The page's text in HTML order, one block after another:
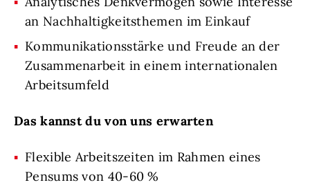
an Nachhaltigkeitsthemen im Einkauf
Kommunikationsstärke und Freude an der
Zusammenarbeit in einem internationalen
Arbeitsumfeld
Das kannst du von uns erwarten
Flexible Arbeitszeiten im Rahmen eines
Pensums von 40-60 %